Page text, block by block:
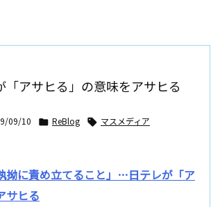
アサヒる」の意味をアサヒる
09/10  ReBlog  マスメディア
拗に責め立てること」…日テレが「ア
サヒる